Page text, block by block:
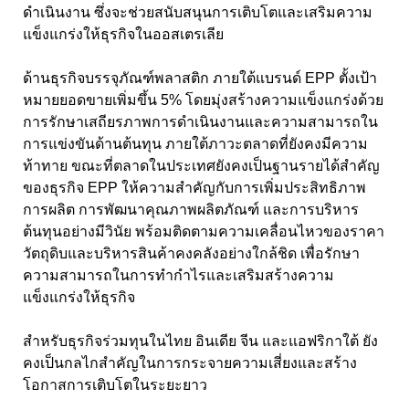
ดำเนินงาน ซึ่งจะช่วยสนับสนุนการเติบโตและเสริมความ
แข็งแกร่งให้ธุรกิจในออสเตรเลีย
ด้านธุรกิจบรรจุภัณฑ์พลาสติก ภายใต้แบรนด์ EPP ตั้งเป้า
หมายยอดขายเพิ่มขึ้น 5% โดยมุ่งสร้างความแข็งแกร่งด้วย
การรักษาเสถียรภาพการดำเนินงานและความสามารถใน
การแข่งขันด้านต้นทุน ภายใต้ภาวะตลาดที่ยังคงมีความ
ท้าทาย ขณะที่ตลาดในประเทศยังคงเป็นฐานรายได้สำคัญ
ของธุรกิจ EPP ให้ความสำคัญกับการเพิ่มประสิทธิภาพ
การผลิต การพัฒนาคุณภาพผลิตภัณฑ์ และการบริหาร
ต้นทุนอย่างมีวินัย พร้อมติดตามความเคลื่อนไหวของราคา
วัตถุดิบและบริหารสินค้าคงคลังอย่างใกล้ชิด เพื่อรักษา
ความสามารถในการทำกำไรและเสริมสร้างความ
แข็งแกร่งให้ธุรกิจ
สำหรับธุรกิจร่วมทุนในไทย อินเดีย จีน และแอฟริกาใต้ ยัง
คงเป็นกลไกสำคัญในการกระจายความเสี่ยงและสร้าง
โอกาสการเติบโตในระยะยาว